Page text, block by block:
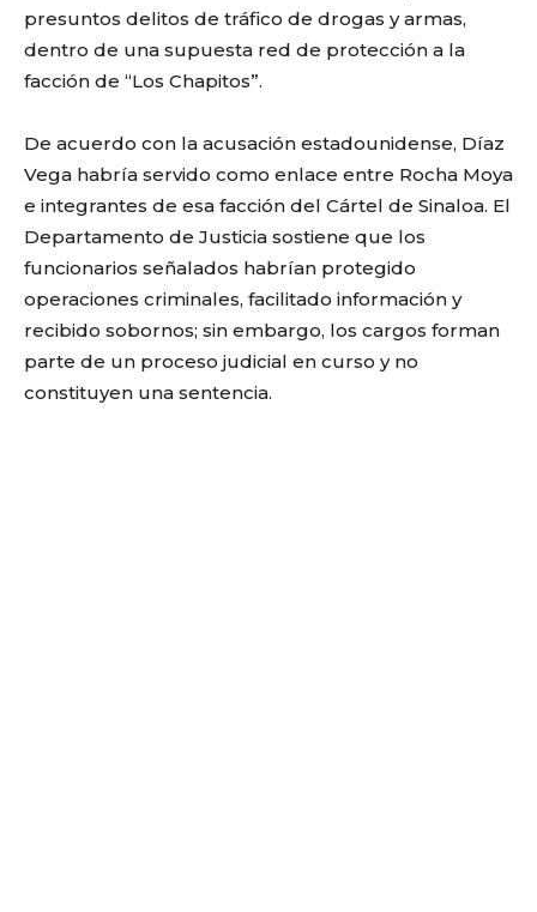
presuntos delitos de tráfico de drogas y armas,
dentro de una supuesta red de protección a la
facción de “Los Chapitos”.
De acuerdo con la acusación estadounidense, Díaz
Vega habría servido como enlace entre Rocha Moya
e integrantes de esa facción del Cártel de Sinaloa. El
Departamento de Justicia sostiene que los
funcionarios señalados habrían protegido
operaciones criminales, facilitado información y
recibido sobornos; sin embargo, los cargos forman
parte de un proceso judicial en curso y no
constituyen una sentencia.